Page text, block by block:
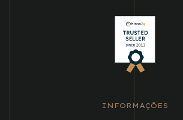
INFORMAÇÕES